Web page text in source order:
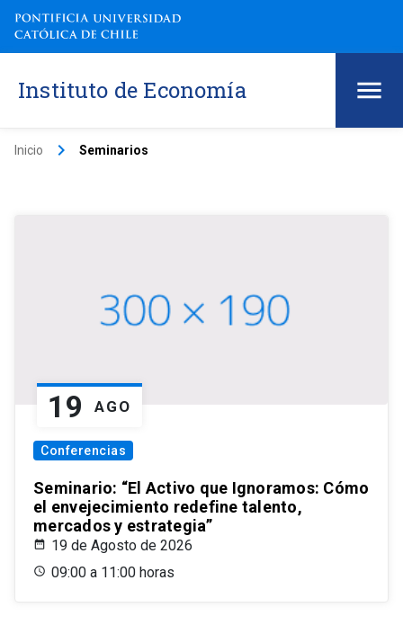
Instituto de Economía
Inicio keyboard_arrow_right Seminarios
19 AGO
Conferencias
Seminario: “El Activo que Ignoramos: Cómo
el envejecimiento redefine talento,
mercados y estrategia”
19 de Agosto de 2026
09:00 a 11:00 horas